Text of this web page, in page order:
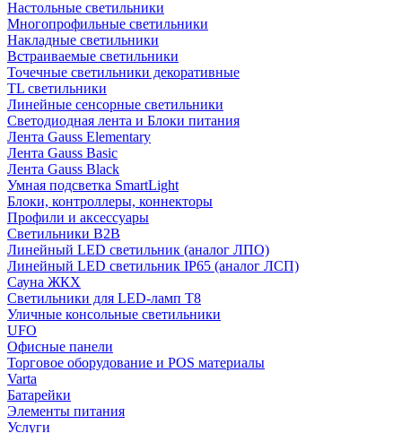
Настольные светильники
Многопрофильные светильники
Накладные светильники
Встраиваемые светильники
Точечные светильники декоративные
TL светильники
Линейные сенсорные светильники
Светодиодная лента и Блоки питания
Лента Gauss Elementary
Лента Gauss Basic
Лента Gauss Black
Умная подсветка SmartLight
Блоки, контроллеры, коннекторы
Профили и аксессуары
Светильники B2B
Линейный LED светильник (аналог ЛПО)
Линейный LED светильник IP65 (аналог ЛСП)
Сауна ЖКХ
Светильники для LED-ламп T8
Уличные консольные светильники
UFO
Офисные панели
Торговое оборудование и POS материалы
Varta
Батарейки
Элементы питания
Услуги